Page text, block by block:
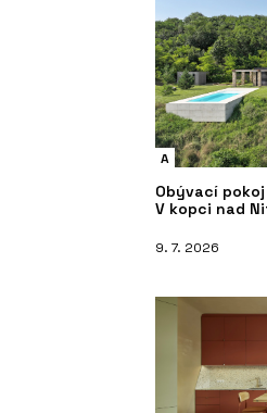
A
Obývací
V kopci nad
9. 7. 2026